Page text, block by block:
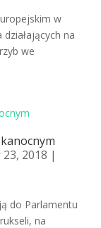
w
działających na
we
2018 |
do Parlamentu
na